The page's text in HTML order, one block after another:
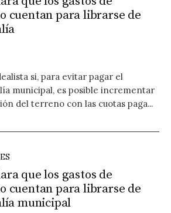
cuentan para librarse de
si, para evitar pagar el
municipal, es posible incrementar
del terreno con las cuotas paga...
que los gastos de
cuentan para librarse de
municipal